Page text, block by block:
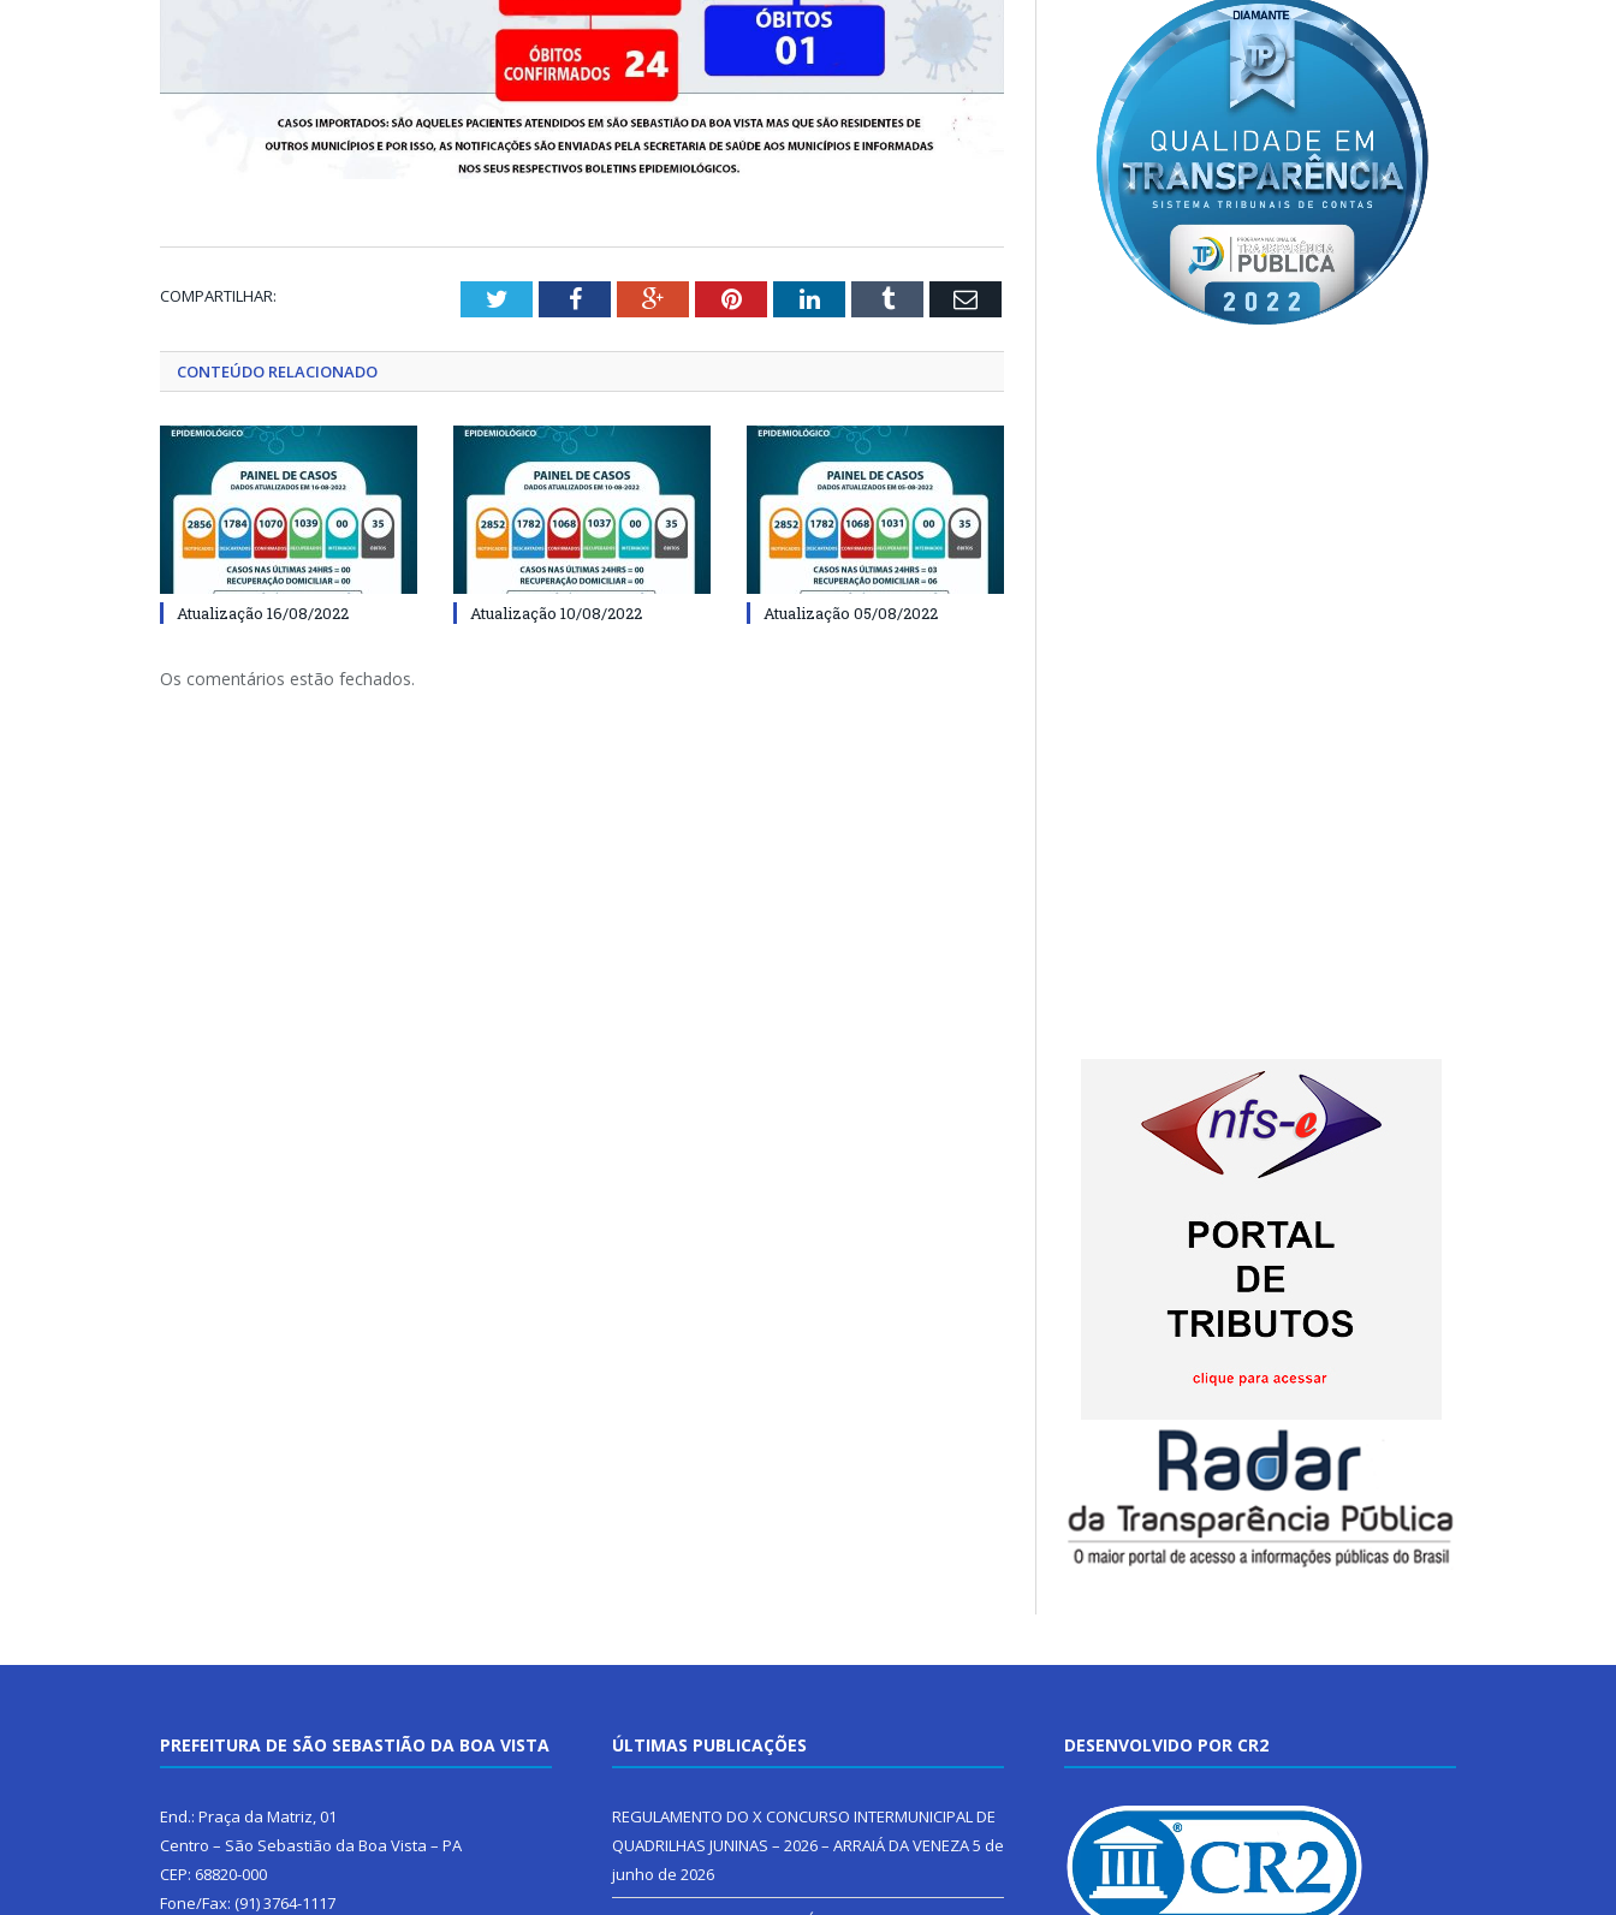
COMPARTILHAR: TwitterFacebookGoogle+PinterestLinkedInTumblr Email
CONTEÚDO RELACIONADO
Atualização 16/08/2022 Atualização 10/08/2022 Atualização 05/08/2022
Os comentários estão fechados.
PREFEITURA DE SÃO SEBASTIÃO DA BOA VISTA
End.: Praça da Matriz, 01
Centro – São Sebastião da Boa Vista – PA
CEP: 68820-000
Fone/Fax: (91) 3764-1117
ÚLTIMAS PUBLICAÇÕES
REGULAMENTO DO X CONCURSO INTERMUNICIPAL DE
QUADRILHAS JUNINAS – 2026 – ARRAIÁ DA VENEZA5 de
junho de 2026
DESENVOLVIDO POR CR2